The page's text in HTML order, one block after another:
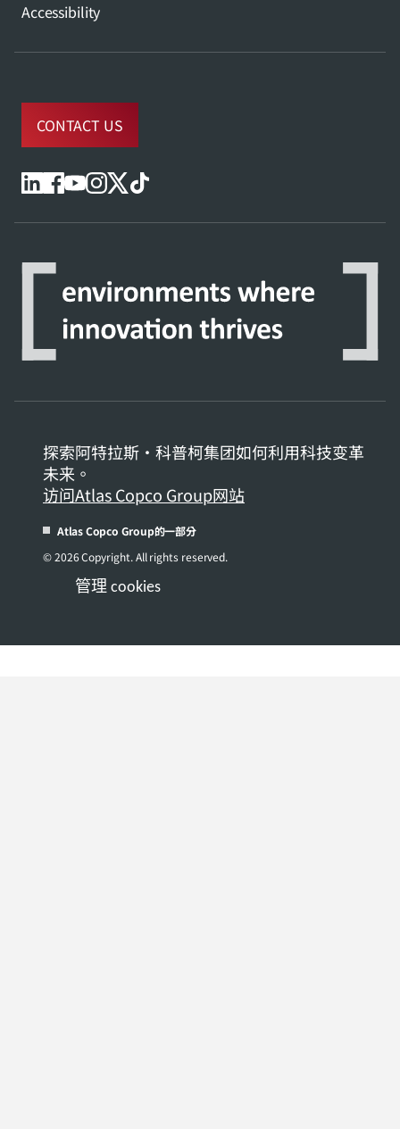
Accessibility
CONTACT US
探索阿特拉斯·科普柯集团如何利用科技变革
未来。
访问Atlas Copco Group网站
Atlas Copco Group的一部分
管理 cookies
© 2026 Copyright. All rights reserved.